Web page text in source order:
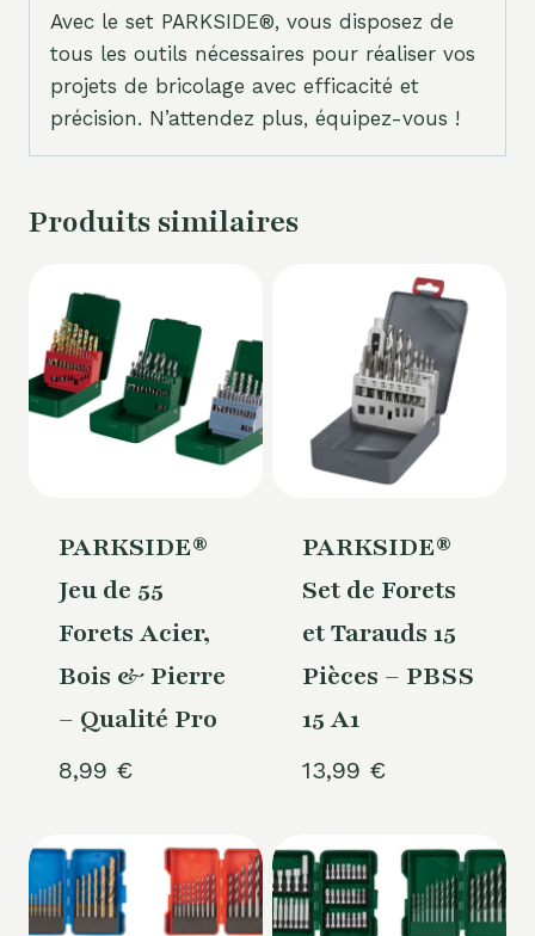
Avec le set PARKSIDE®, vous disposez de
tous les outils nécessaires pour réaliser vos
projets de bricolage avec efficacité et
précision. N’attendez plus, équipez-vous !
Produits similaires
PARKSIDE®
Jeu de 55
Forets Acier,
Bois & Pierre
– Qualité Pro
8,99 €
PARKSIDE®
Set de Forets
et Tarauds 15
Pièces – PBSS
15 A1
13,99 €